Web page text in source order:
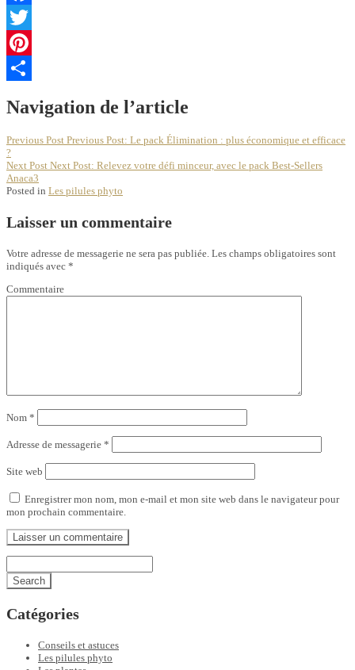
Facebook
Twitter
Pinterest
Navigation de l’article
Previous Post Previous Post: Le pack Élimination : plus économique et efficace
?
Next Post Next Post: Relevez votre défi minceur, avec le pack Best-Sellers
Anaca3
Posted in Les pilules phyto
Laisser un commentaire
Votre adresse de messagerie ne sera pas publiée. Les champs obligatoires sont
indiqués avec *
Commentaire
Nom *
Adresse de messagerie *
Site web
Enregistrer mon nom, mon e-mail et mon site web dans le navigateur pour
mon prochain commentaire.
Catégories
Conseils et astuces
Les pilules phyto